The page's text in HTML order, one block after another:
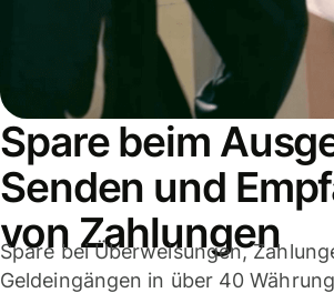
Spare beim
Senden und
von Zahlungen
Spare bei Überweisungen,
Geldeingängen in über 40